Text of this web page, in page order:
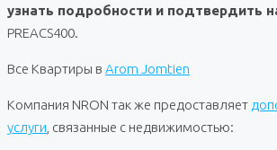
узнать подробности и подтвердить
PREACS400.
Все Квартиры в Arom Jomtien
Компания NRON так же предоставляет
услуги , связанные с недвижимостью: